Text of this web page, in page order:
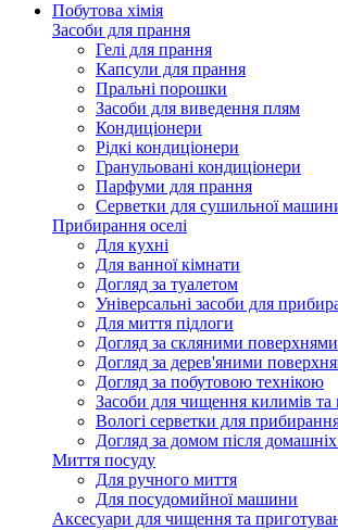
Побутова хімія
Засоби для прання
Гелі для прання
Капсули для прання
Пральні порошки
Засоби для виведення плям
Кондиціонери
Рідкі кондиціонери
Гранульовані кондиціонери
Парфуми для прання
Серветки для сушильної
Прибирання оселі
Для кухні
Для ванної кімнати
Догляд за туалетом
Універсальні засоби для
Для миття підлоги
Догляд за скляними поверхнями
Догляд за дерев'яними
Догляд за побутовою технікою
Засоби для чищення килимів та
Вологі серветки для
Догляд за домом після
Миття посуду
Для ручного миття
Для посудомийної машини
Аксесуари для чищення та